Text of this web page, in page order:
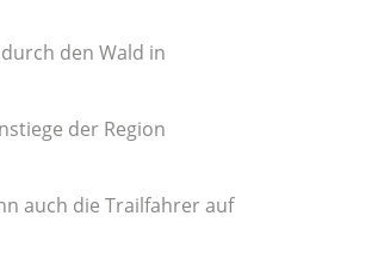
den Wald in
der Region
auch die Trailfahrer auf